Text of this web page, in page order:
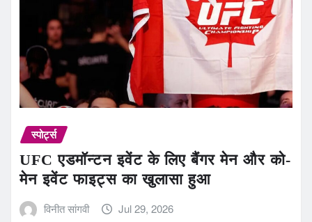
स्पोर्ट्स
UFC एडमॉन्टन इवेंट के लिए बैंगर मेन और को-
मेन इवेंट फाइट्स का खुलासा हुआ
विनीत सांगवी Jul 29, 2026